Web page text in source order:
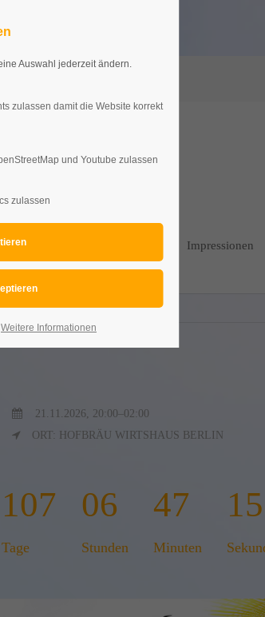
Veranstaltungsmanagement Impressionen
21.11.2026, 20:00–02:00
ORT: HOFBRÄU WIRTSHAUS BERLIN
107
Tage
06
Stunden
47
Minuten
14
Auswahl jederzeit ändern.
zulassen damit die Website korrekt
und Youtube zulassen
zulassen
Weitere Informationen